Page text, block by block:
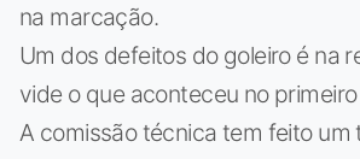
na marcação.
Um dos defeitos do goleiro é na
vide o que aconteceu no
A comissão técnica tem feito um